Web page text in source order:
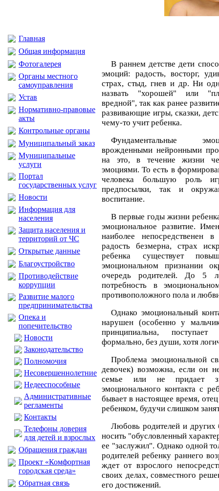
Главная
Общая информация
Фотогалерея
Органы местного
самоуправления
Устав
Нормативно-правовые
акты
Контрольные органы
Муниципальный заказ
Муниципальные
услуги
Портал
государственных услуг
Новости
Информация для
населения
Защита населения и
территорий от ЧС
Открытые данные
Благоустройство
Противодействие
коррупции
Развитие малого
предпринимательства
Опека и
попечительство
Новости
Законодательство
Полномочия
Несовершеннолетние
Недееспособные
Административные
регламенты
Контакты
Телефоны доверия
для детей и взрослых
Обращения граждан
Проект «Комфортная
городская среда»
Обратная связь
В раннем детстве дети
эмоций: радость, восторг,
страх, стыд, гнев и др. Ни
назвать "хорошей" или
вредной", так как ранее
развивающие игры, сказки,
чему-то учит ребенка.
Фундаментальные
врожденными нейронными
на это, в течение жизни
эмоциями. То есть в
человека большую роль
предпосылки, так и
воспитание.
В первые годы жизни
эмоциональное развитие.
наиболее непосредственен
радость безмерна, страх
ребенка существует
эмоциональном признании
очередь родителей. До 5
потребность в
противоположного пола и
Однако эмоциональный
нарушен (особенно у
принципиальна,
формально, без души, хотя
Проблема эмоциональной
девочек) возможна, если он
семье или не придает
эмоционального контакта с
бывает в настоящее время,
ребенком, будучи слишком
Любовь родителей и
носить "обусловленный
ее "заслужил". Однако одной
родителей ребенку раннего
ждет от взрослого
своих делах, совместного
его достижений.